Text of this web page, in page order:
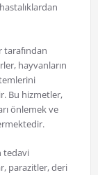
hayvanların
Bu hizmetler,
önlemek ve
tedavi
parazitler, deri